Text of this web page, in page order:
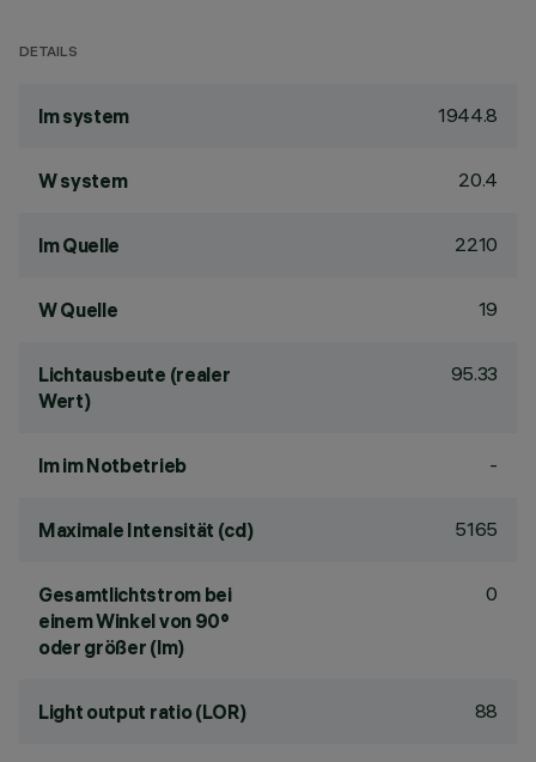
DETAILS
lm system 1944.8
W system 20.4
lm Quelle 2210
W Quelle 19
Lichtausbeute (realer
Wert)
95.33
lm im Notbetrieb -
Maximale Intensität (cd) 5165
Gesamtlichtstrom bei
einem Winkel von 90°
oder größer (lm)
0
Light output ratio (LOR) 88